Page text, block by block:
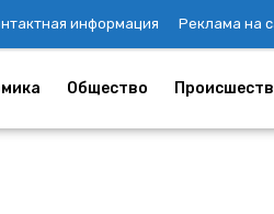
информация Реклама на
Общество